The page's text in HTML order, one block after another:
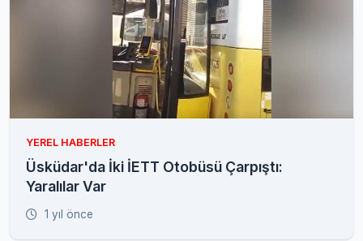
YEREL HABERLER
Üsküdar'da İki İETT Otobüsü Çarpıştı:
Yaralılar Var
1 yıl önce